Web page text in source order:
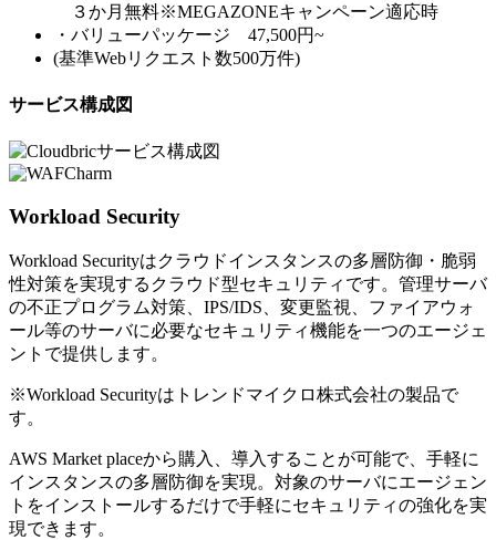
３か月無料※MEGAZONEキャンペーン適応時
・バリューパッケージ 47,500円~
(基準Webリクエスト数500万件)
サービス構成図
Workload Security
Workload Securityはクラウドインスタンスの多層防御・脆弱
性対策を実現するクラウド型セキュリティです。管理サーバ
の不正プログラム対策、IPS/IDS、変更監視、ファイアウォ
ール等のサーバに必要なセキュリティ機能を一つのエージェ
ントで提供します。
※Workload Securityはトレンドマイクロ株式会社の製品で
す。
AWS Market placeから購入、導入することが可能で、手軽に
インスタンスの多層防御を実現。対象のサーバにエージェン
トをインストールするだけで手軽にセキュリティの強化を実
現できます。